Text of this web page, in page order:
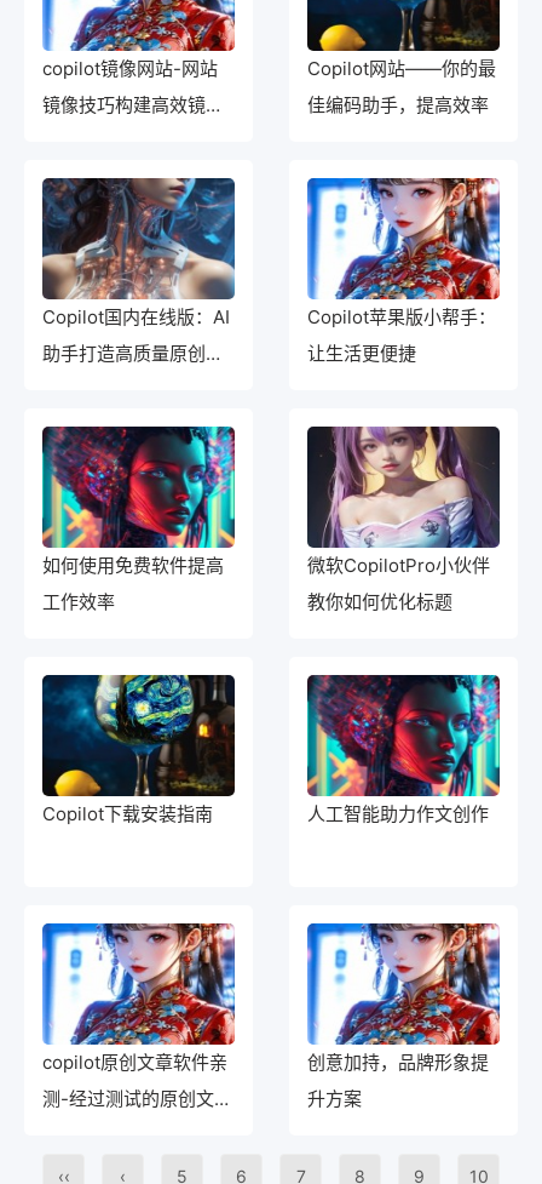
copilot镜像网站-网站
镜像技巧构建高效镜像
Copilot网站——你的最
佳编码助手，提高效率
Copilot国内在线版：AI
助手打造高质量原创内
Copilot苹果版小帮手：
让生活更便捷
如何使用免费软件提高
工作效率
微软CopilotPro小伙伴
教你如何优化标题
Copilot下载安装指南 人工智能助力作文创作
copilot原创文章软件亲
测-经过测试的原创文章
创意加持，品牌形象提
升方案
‹‹ ‹ 5 6 7 8 9 10